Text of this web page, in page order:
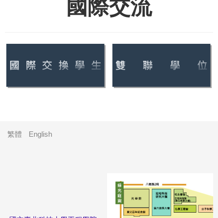
國際交流
繁體 English